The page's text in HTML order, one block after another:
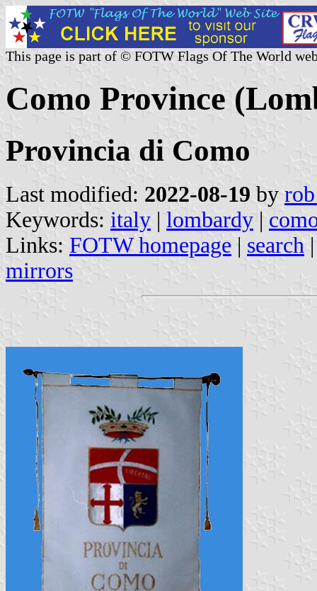
This page is part of © FOTW Flags Of The World
Como Province
Provincia di Como
Last modified: 2022-08-19 by
Keywords: italy | lombardy |
Links: FOTW homepage | search
mirrors